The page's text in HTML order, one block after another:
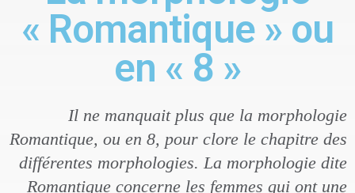
« Romantique » ou
en « 8 »
Il ne manquait plus que la morphologie
Romantique, ou en 8, pour clore le chapitre des
différentes morphologies. La morphologie dite
Romantique concerne les femmes qui ont une